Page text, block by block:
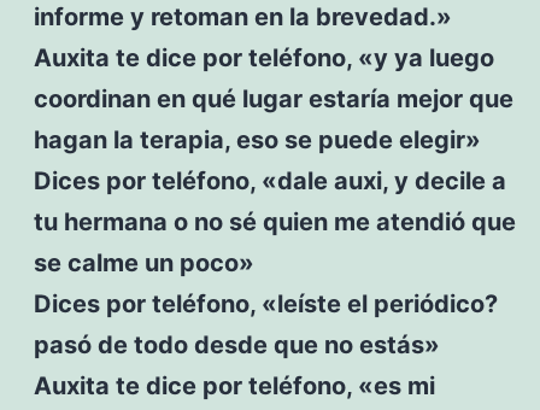
informe y retoman en la brevedad.»
Auxita te dice por teléfono, «y ya luego
coordinan en qué lugar estaría mejor que
hagan la terapia, eso se puede elegir»
Dices por teléfono, «dale auxi, y decile a
tu hermana o no sé quien me atendió que
se calme un poco»
Dices por teléfono, «leíste el periódico?
pasó de todo desde que no estás»
Auxita te dice por teléfono, «es mi